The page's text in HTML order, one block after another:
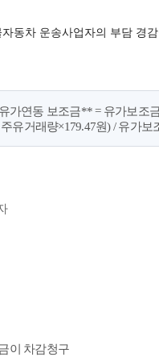
동차 운송사업자의 부담 경
가연동 보조금** = 유가보조
유거래량×179.47원) / 유가보
이 차감청구